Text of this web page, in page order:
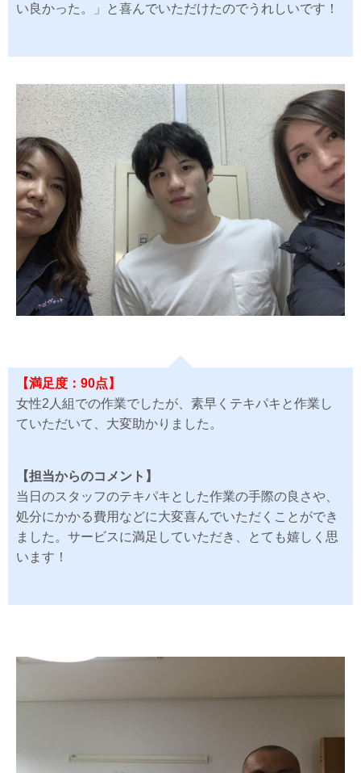
い良かった。」と喜んでいただけたのでうれしいです！
【満足度：90点】
女性2人組での作業でしたが、素早くテキパキと作業し
ていただいて、大変助かりました。
【担当からのコメント】
当日のスタッフのテキパキとした作業の手際の良さや、
処分にかかる費用などに大変喜んでいただくことができ
ました。サービスに満足していただき、とても嬉しく思
います！